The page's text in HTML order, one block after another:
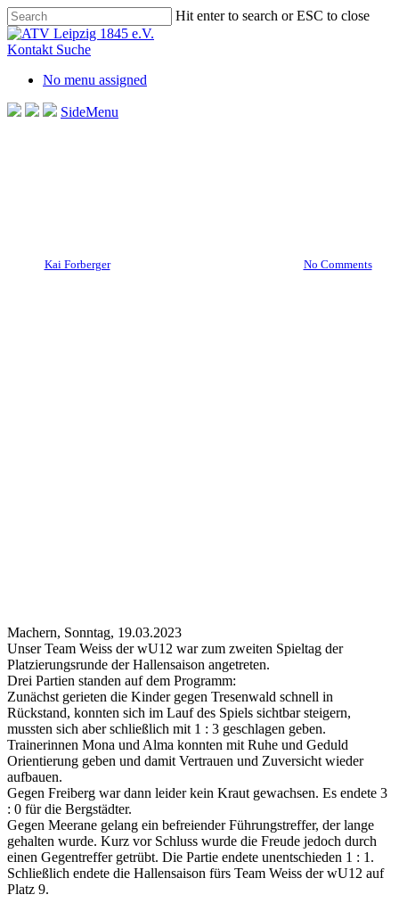
Skip
to
main
Hit enter to search or ESC to close
Close
Search
Kontakt Suche
No menu assigned
SideMenu
Kai Forberger No Comments
Machern, Sonntag, 19.03.2023
Unser Team Weiss der wU12 war zum zweiten Spieltag der
Platzierungsrunde der Hallensaison angetreten.
Drei Partien standen auf dem Programm:
Zunächst gerieten die Kinder gegen Tresenwald schnell in
Rückstand, konnten sich im Lauf des Spiels sichtbar steigern,
mussten sich aber schließlich mit 1 : 3 geschlagen geben.
Trainerinnen Mona und Alma konnten mit Ruhe und Geduld
Orientierung geben und damit Vertrauen und Zuversicht wieder
aufbauen.
Gegen Freiberg war dann leider kein Kraut gewachsen. Es endete 3
: 0 für die Bergstädter.
Gegen Meerane gelang ein befreiender Führungstreffer, der lange
gehalten wurde. Kurz vor Schluss wurde die Freude jedoch durch
einen Gegentreffer getrübt. Die Partie endete unentschieden 1 : 1.
Schließlich endete die Hallensaison fürs Team Weiss der wU12 auf
Platz 9.